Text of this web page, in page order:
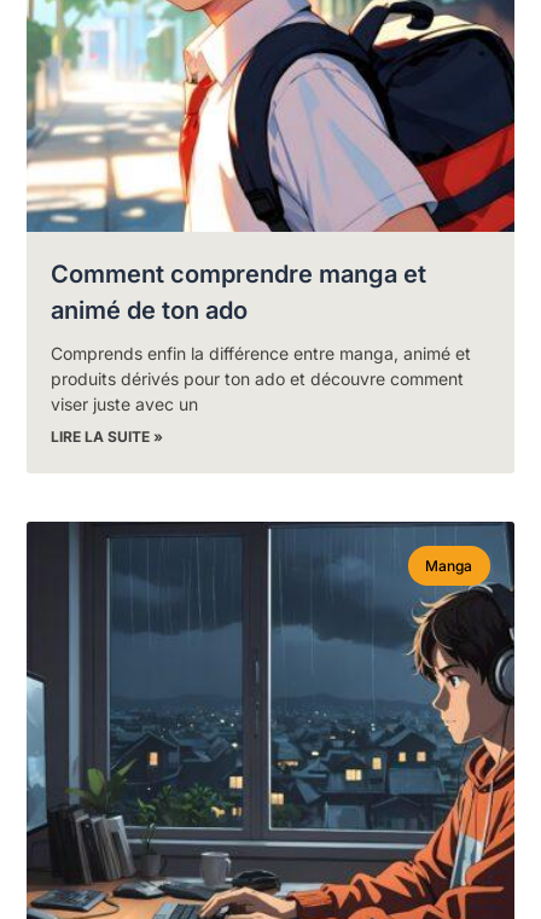
Comment comprendre manga et
animé de ton ado
Comprends enfin la différence entre manga, animé et
produits dérivés pour ton ado et découvre comment
viser juste avec un
LIRE LA SUITE »
Manga